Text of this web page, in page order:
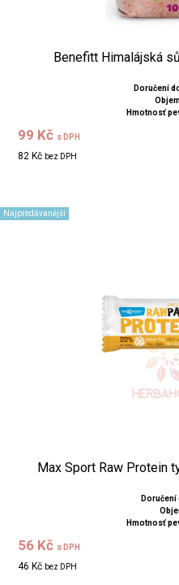
Benefitt Himalájská
Doručení
Hmotnosť
99 Kč s DPH
82 Kč bez DPH
Najpredávanější
Max Sport Raw Protein
Doručení
Hmotnosť
56 Kč s DPH
46 Kč bez DPH